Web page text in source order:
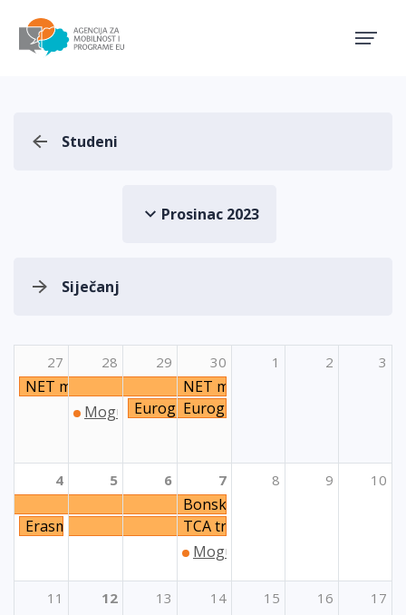
Studeni
Prosinac 2023
Siječanj
27
NET međunarodni trening "Volunteering teams as a
28
Mogućnosti programa Erasmus+ za ustanove
29
Euroguidance seminar za psihologe i
30
NET međunarodni trening
Euroguidance seminar za
1 2 3
4
Erasmus+ godišnja konferencija za područje visokog
5 6 7
Bonski proces
TCA trening „Okoliš i borba
Mogućnosti programa
8 9 10
11 12 13 14 15 16 17